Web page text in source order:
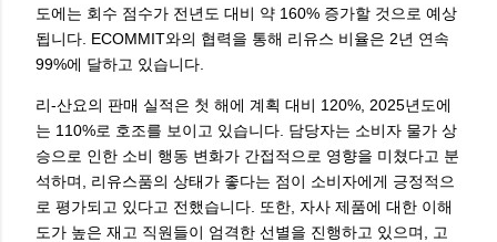
도에는 회수 점수가 전년도 대비 약 160% 증가할 것으로 예상
됩니다. ECOMMIT와의 협력을 통해 리유스 비율은 2년 연속
99%에 달하고 있습니다.
리-산요의 판매 실적은 첫 해에 계획 대비 120%, 2025년도에
는 110%로 호조를 보이고 있습니다. 담당자는 소비자 물가 상
승으로 인한 소비 행동 변화가 간접적으로 영향을 미쳤다고 분
석하며, 리유스품의 상태가 좋다는 점이 소비자에게 긍정적으
로 평가되고 있다고 전했습니다. 또한, 자사 제품에 대한 이해
도가 높은 재고 직원들이 엄격한 선별을 진행하고 있으며, 고